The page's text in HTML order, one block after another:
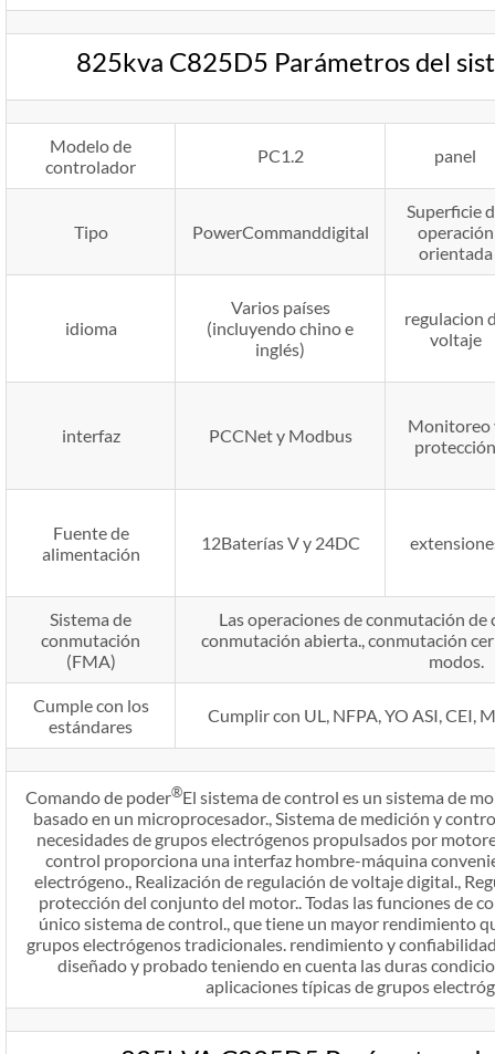
825kva C825D5 Parámetros del
Modelo de
controlador
PC1.2 panel
Tipo PowerCommanddigital
Superficie
operación
orientada
idioma
Varios países
(incluyendo chino e
inglés)
regulacion
voltaje
interfaz PCCNet y Modbus
Monitoreo
protección
Fuente de
alimentación
12Baterías V y 24DC
Sistema de
conmutación
(FMA)
Las operaciones de conmutación de
conmutación abierta., conmutación
modos.
Cumple con los
estándares
Cumplir con UL, NFPA, YO ASI, CEI,
Comando de poder®El sistema de control es un sistema de
basado en un microprocesador., Sistema de medición y
necesidades de grupos electrógenos propulsados ​​por
control proporciona una interfaz hombre-máquina
electrógeno., Realización de regulación de voltaje digital.,
protección del conjunto del motor.. Todas las funciones de
único sistema de control., que tiene un mayor rendimiento
grupos electrógenos tradicionales. rendimiento y
diseñado y probado teniendo en cuenta las duras
aplicaciones típicas de grupos